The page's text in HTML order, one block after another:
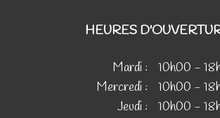
HEURES
Mardi :
10h00 -
Mercredi :
10h00 -
Jeudi :
10h00 -